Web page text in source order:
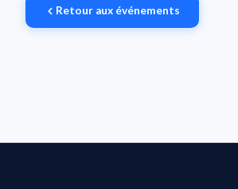
Retour aux événements